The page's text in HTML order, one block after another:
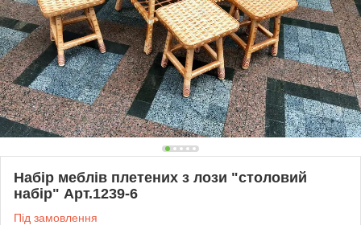
Набір меблів плетених з лози "столовий
набір" Арт.1239-6
Під замовлення